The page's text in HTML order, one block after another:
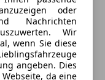
(Wireless
schwarz
an Beifahrersitz
oder
Nachrichten
Wir
wenn Sie diese
angeben. Dies
da eine